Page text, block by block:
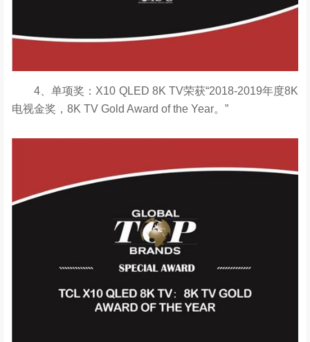
4、单项奖：X10 QLED 8K TV荣获“2018-2019年度8K
电视金奖，8K TV Gold Award of the Year。”